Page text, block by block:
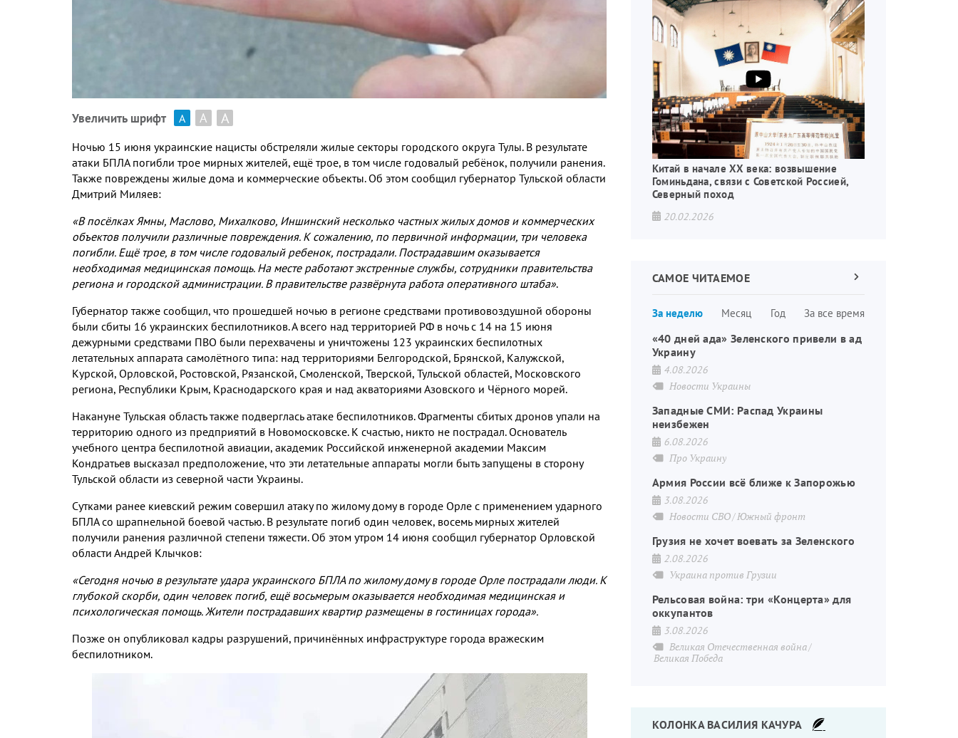
Увеличить шрифт А А А
Ночью 15 июня украинские нацисты обстреляли жилые секторы городского округа Тулы. В результате
атаки БПЛА погибли трое мирных жителей, ещё трое, в том числе годовалый ребёнок, получили ранения.
Также повреждены жилые дома и коммерческие объекты.Об этом сообщил губернатор Тульской области
Дмитрий Миляев:
«В посёлках Ямны, Маслово, Михалково, Иншинский несколько частных жилых домов и коммерческих
объектов получили различные повреждения. К сожалению, по первичной информации, три человека
погибли. Ещё трое, в том числе годовалый ребенок, пострадали. Пострадавшим оказывается
необходимая медицинская помощь. На месте работают экстренные службы, сотрудники правительства
региона и городской администрации. В правительстве развёрнута работа оперативного штаба».
Губернатор также сообщил, что прошедшей ночью в регионе средствами противовоздушной обороны
были сбиты 16 украинских беспилотников.А всего над территорией РФ в ночь с 14 на 15 июня
дежурными средствами ПВО были перехвачены и уничтожены 123 украинских беспилотных
летательных аппарата самолётного типа: над территориями Белгородской, Брянской, Калужской,
Курской, Орловской, Ростовской, Рязанской, Смоленской, Тверской, Тульской областей, Московского
региона, Республики Крым, Краснодарского края и над акваториями Азовского и Чёрного морей.
Накануне Тульская область также подверглась атаке беспилотников.Фрагменты сбитых дронов упали на
территорию одного из предприятий в Новомосковске. К счастью, никто не пострадал.Основатель
учебного центра беспилотной авиации, академик Российской инженерной академии Максим
Кондратьев высказал предположение, что эти летательные аппараты могли быть запущены в сторону
Тульской области из северной части Украины.
Сутками ранее киевский режим совершил атаку по жилому дому в городе Орле с применением ударного
БПЛА со шрапнельной боевой частью. В результате погиб один человек, восемь мирных жителей
получили ранения различной степени тяжести.Об этом утром 14 июня сообщил губернатор Орловской
области Андрей Клычков:
«Сегодня ночью в результате удара украинского БПЛА по жилому дому в городе Орле пострадали люди. К
глубокой скорби, один человек погиб, ещё восьмерым оказывается необходимая медицинская и
психологическая помощь. Жители пострадавших квартир размещены в гостиницах города».
Позже он опубликовал кадры разрушений, причинённых инфраструктуре города вражеским
беспилотником.
Китай в начале XX века: возвышение
Гоминьдана, связи с Советской Россией,
Северный поход
20.02.2026
САМОЕ ЧИТАЕМОЕ
За неделю Месяц Год За все времястраниц
Следующая
«40 дней ада» Зеленского привели в ад
Украину
4.08.2026
Новости Украины
Западные СМИ: Распад Украины
неизбежен
6.08.2026
Про Украину
Армия России всё ближе к Запорожью
3.08.2026
Новости СВО Южный фронт
Грузия не хочет воевать за Зеленского
2.08.2026
Украина против Грузии
Рельсовая война: три «Концерта» для
оккупантов
3.08.2026
Великая Отечественная война
Великая Победа
КОЛОНКА ВАСИЛИЯ КАЧУРА